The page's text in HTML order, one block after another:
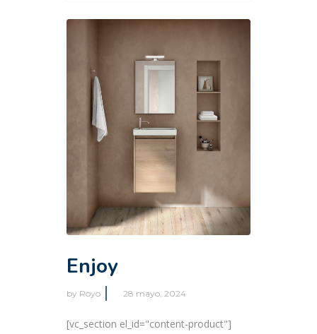
Enjoy
by Royo 28 mayo, 2024
[vc_section el_id="content-product"]